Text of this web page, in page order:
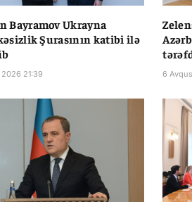
Bayramov Ukrayna
Şurasının katibi ilə
21:39 6